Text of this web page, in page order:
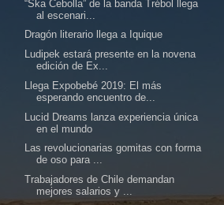
“Ska Cebolla” de la banda Trébol llega
al escenari...
Dragón literario llega a Iquique
Ludipek estará presente en la novena
edición de Ex...
Llega Expobebé 2019: El más
esperando encuentro de...
Lucid Dreams lanza experiencia única
en el mundo
Las revolucionarias gomitas con forma
de oso para ...
Trabajadores de Chile demandan
mejores salarios y ...